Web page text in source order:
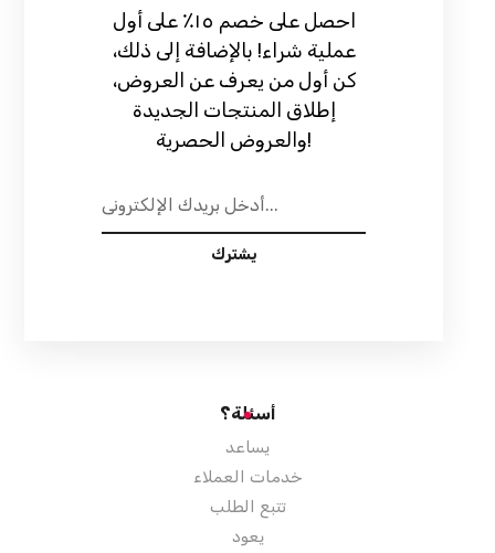
احصل على خصم ١٥٪ على أول
عملية شراء! بالإضافة إلى ذلك،
كن أول من يعرف عن العروض،
إطلاق المنتجات الجديدة
والعروض الحصرية!
يشترك
أسئلة؟
يساعد
خدمات العملاء
تتبع الطلب
يعود